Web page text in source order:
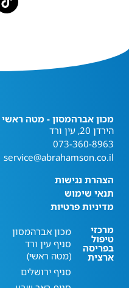
מכון אברהמסון - מטה ראשי
הירדן 20, עין ורד
073-360-8963
service@abrahamson.co.il
הצהרת נגישות
תנאי שימוש
מדיניות פרטיות
מרכזי
טיפול
בפריסה
ארצית
מכון אברהמסון
סניף עין ורד
(מטה ראשי)
סניף ירושלים